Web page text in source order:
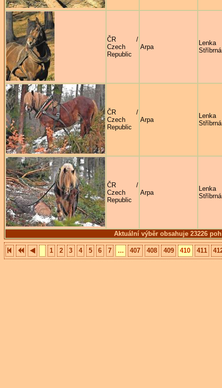
Aktuální výběr obsahuje 23226
ČR /
Czech
Republic
Arpa
Lenka
Stříbrná
ČR /
Czech
Republic
Arpa
Lenka
Stříbrná
ČR /
Czech
Republic
Arpa
Lenka
Stříbrná
1 2 3 4 5 6 7 ... 407 408 409 410 411